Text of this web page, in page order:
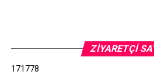
ZIYARETÇI
171778